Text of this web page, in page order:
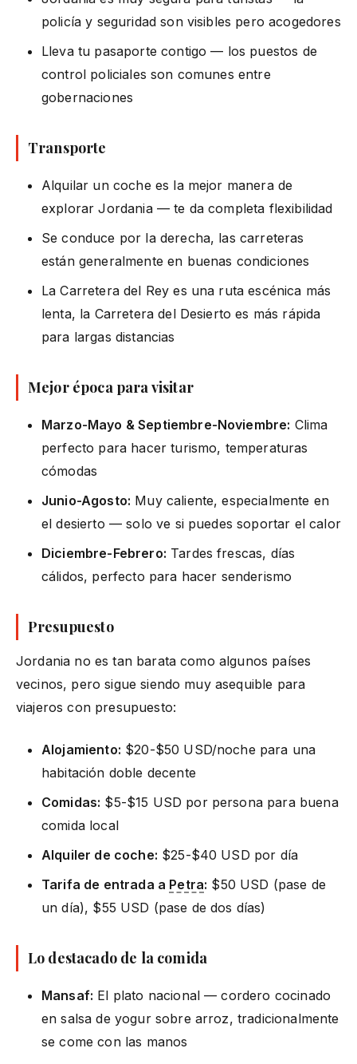
policía y seguridad son visibles pero acogedores
Lleva tu pasaporte contigo — los puestos de
control policiales son comunes entre
gobernaciones
Transporte
Alquilar un coche es la mejor manera de
explorar Jordania — te da completa flexibilidad
Se conduce por la derecha, las carreteras
están generalmente en buenas condiciones
La Carretera del Rey es una ruta escénica más
lenta, la Carretera del Desierto es más rápida
para largas distancias
Mejor época para visitar
Marzo-Mayo & Septiembre-Noviembre: Clima
perfecto para hacer turismo, temperaturas
cómodas
Junio-Agosto: Muy caliente, especialmente en
el desierto — solo ve si puedes soportar el calor
Diciembre-Febrero: Tardes frescas, días
cálidos, perfecto para hacer senderismo
Presupuesto
Jordania no es tan barata como algunos países
vecinos, pero sigue siendo muy asequible para
viajeros con presupuesto:
Alojamiento: $20-$50 USD/noche para una
habitación doble decente
Comidas: $5-$15 USD por persona para buena
comida local
Alquiler de coche: $25-$40 USD por día
Tarifa de entrada a Petra: $50 USD (pase de
un día), $55 USD (pase de dos días)
Lo destacado de la comida
Mansaf: El plato nacional — cordero cocinado
en salsa de yogur sobre arroz, tradicionalmente
se come con las manos